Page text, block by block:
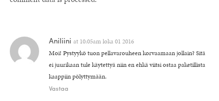
Aniliini at 10:05am loka 01 2016
Moi! Pystyykö tuon pellavarouheen korvaamaan jollain? Sitä
ei juurikaan tule käytettyä niin en ehkä viitsi ostaa paketillista
kaappiin pölyttymään.
Vastaa